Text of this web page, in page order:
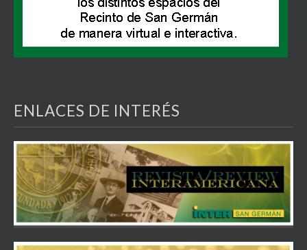
ENLACES DE INTERÉS